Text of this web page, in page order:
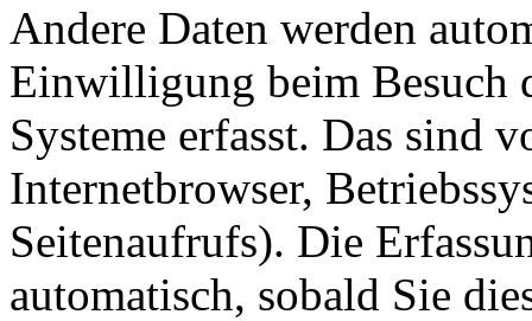
Andere Daten werden
Einwilligung beim Besuch
Systeme erfasst. Das sind
Internetbrowser,
Seitenaufrufs). Die
automatisch, sobald Sie